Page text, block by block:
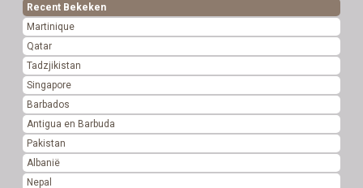
Recent Bekeken
Martinique
Qatar
Tadzjikistan
Singapore
Barbados
Antigua en Barbuda
Pakistan
Albanië
Nepal